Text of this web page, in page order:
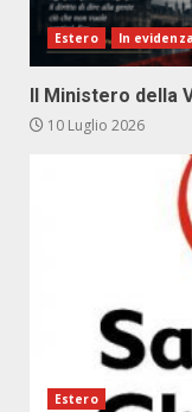
Estero In evidenza
Il Ministero della
10 Luglio 2026
Estero